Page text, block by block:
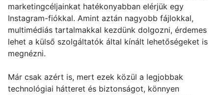
marketingcéljainkat hatékonyabban elérjük egy
Instagram-fiókkal. Amint aztán nagyobb fájlokkal,
multimédiás tartalmakkal kezdünk dolgozni, érdemes
lehet a külső szolgáltatók által kínált lehetőségeket is
megnézni.
Már csak azért is, mert ezek közül a legjobbak
technológiai hátteret és biztonságot, könnyen